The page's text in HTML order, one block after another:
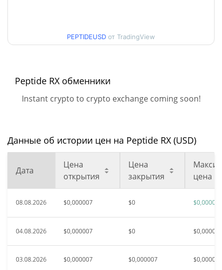
Мин. / макс цена за 90
$0,0000068008215 /
Мин. / макс цена за 52
Исторический мин.
июль 8, 2026 (1 месяцев
$0,00000507
41.29%
PEPTIDEUSD от TradingView
Peptide RX обменники
Instant crypto to crypto exchange coming soon!
Данные об истории цен на Peptide RX (USD)
Дата
Цена
открытия
Цена
закрытия
цена
08.08.2026 $0,000007 $0 $0,000007
04.08.2026 $0,000007 $0 $0,000007
03.08.2026 $0,000007 $0,000007 $0,000007